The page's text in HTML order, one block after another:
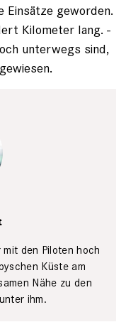
Einsätze geworden.
Kilometer lang.
unterwegs sind,
den Piloten hoch
Küste am
Nähe zu den
ihm.